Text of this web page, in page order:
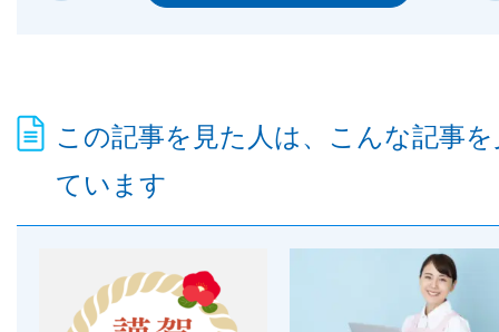
この記事を見た人は、こんな記事を
ています